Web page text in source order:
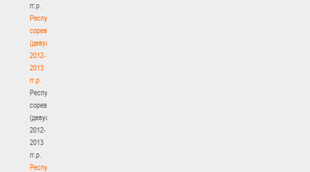
гг.р.
Республиканские
соревнования
(девушки)
2012-
2013
гг.р.
Республиканские
соревнования
(девушки)
2012-
2013
гг.р.
Республиканские